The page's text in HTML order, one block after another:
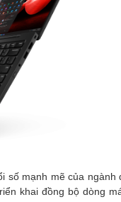
số mạnh mẽ của
khai đồng bộ dòng